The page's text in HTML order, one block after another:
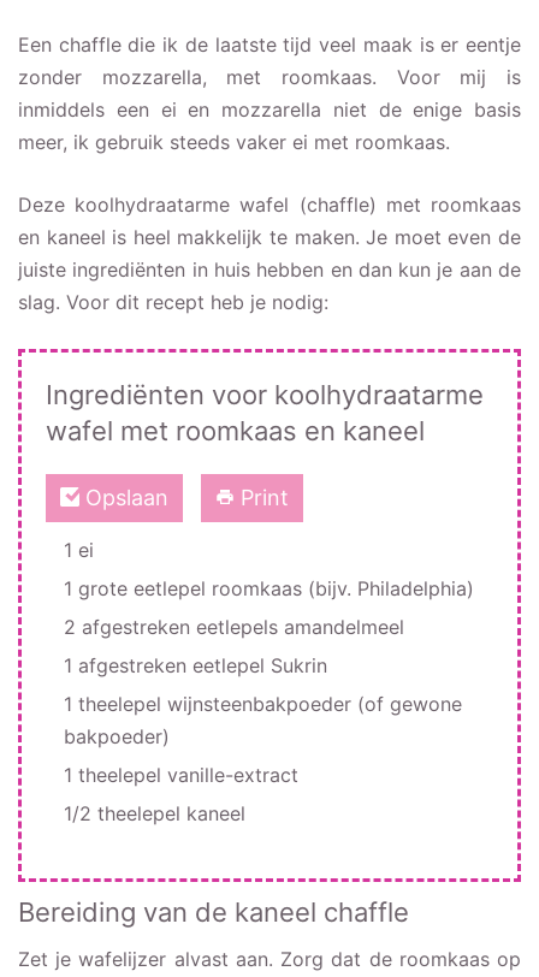
Een chaffle die ik de laatste tijd veel maak is er eentje
zonder mozzarella, met roomkaas. Voor mij is
inmiddels een ei en mozzarella niet de enige basis
meer, ik gebruik steeds vaker ei met roomkaas.
Deze koolhydraatarme wafel (chaffle) met roomkaas
en kaneel is heel makkelijk te maken. Je moet even de
juiste ingrediënten in huis hebben en dan kun je aan de
slag. Voor dit recept heb je nodig:
Ingrediënten voor koolhydraatarme
wafel met roomkaas en kaneel
Opslaan Print
1 ei
1 grote eetlepel roomkaas (bijv. Philadelphia)
2 afgestreken eetlepels amandelmeel
1 afgestreken eetlepel Sukrin
1 theelepel wijnsteenbakpoeder (of gewone
bakpoeder)
1 theelepel vanille-extract
1/2 theelepel kaneel
Bereiding van de kaneel chaffle
Zet je wafelijzer alvast aan. Zorg dat de roomkaas op